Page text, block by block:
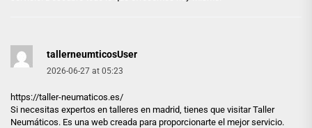
tallerneumticosUser
2026-06-27 at 05:23
https://taller-neumaticos.es/
Si necesitas expertos en talleres en madrid, tienes que visitar Taller
Neumáticos. Es una web creada para proporcionarte el mejor servicio.